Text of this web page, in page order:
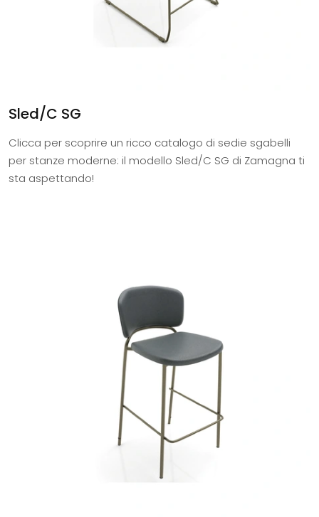
Sled/C SG
Clicca per scoprire un ricco catalogo di sedie sgabelli
per stanze moderne: il modello Sled/C SG di Zamagna ti
sta aspettando!